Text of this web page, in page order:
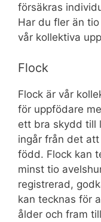
försäkras
Har du fler än
vår kollektiva
Flock
Flock är vår
för uppfödare
ett bra skydd till
ingår från det
född. Flock kan
minst tio
registrerad,
kan tecknas för
ålder och fram